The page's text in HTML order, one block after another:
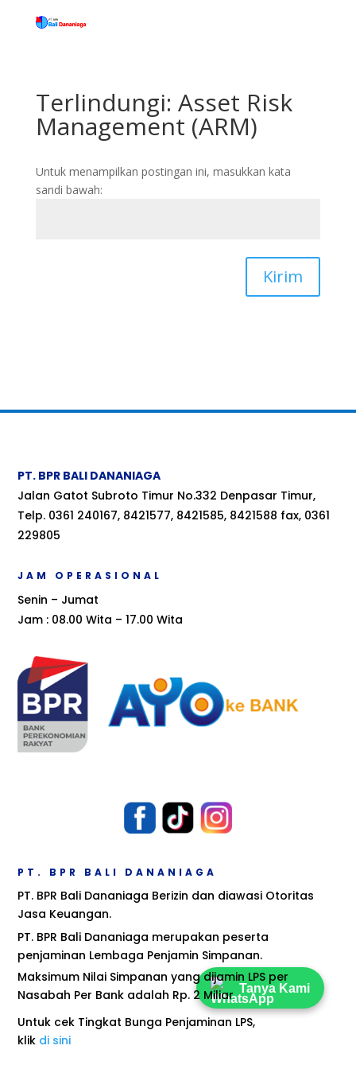
Terlindungi: Asset Risk
Management (ARM)
Untuk menampilkan postingan ini, masukkan kata
sandi bawah:
Kirim
PT. BPR BALI DANANIAGA
Jalan Gatot Subroto Timur No.332 Denpasar Timur,
Telp. 0361 240167, 8421577, 8421585, 8421588 fax, 0361
229805
JAM OPERASIONAL
Senin – Jumat
Jam : 08.00 Wita – 17.00 Wita
Tanya Kami
PT. BPR BALI DANANIAGA
PT. BPR Bali Dananiaga Berizin dan diawasi Otoritas
Jasa Keuangan.
PT. BPR Bali Dananiaga merupakan peserta
penjaminan Lembaga Penjamin Simpanan.
Maksimum Nilai Simpanan yang dijamin LPS per
Nasabah Per Bank adalah Rp. 2 Miliar
Untuk cek Tingkat Bunga Penjaminan LPS,
klik di sini